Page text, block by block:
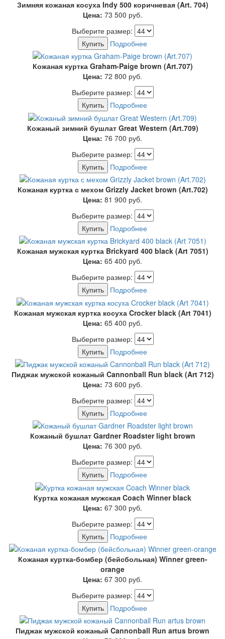
Зимняя кожаная косуха Indy 500 коричневая (Art. 704)
Цена: 73 500 руб.
Выберите размер:
Купить
Подробнее
Кожаная куртка Graham-Paige brown (Art.707)
Цена: 72 800 руб.
Выберите размер:
Купить
Подробнее
Кожаный зимний бушлат Great Western (Art.709)
Цена: 76 700 руб.
Выберите размер:
Купить
Подробнее
Кожаная куртка с мехом Grizzly Jacket brown (Art.702)
Цена: 81 900 руб.
Выберите размер:
Купить
Подробнее
Кожаная мужская куртка Brickyard 400 black (Art 7051)
Цена: 65 400 руб.
Выберите размер:
Купить
Подробнее
Кожаная мужская куртка косуха Crocker black (Art 7041)
Цена: 65 400 руб.
Выберите размер:
Купить
Подробнее
Пиджак мужской кожаный Cannonball Run black (Art 712)
Цена: 73 600 руб.
Выберите размер:
Купить
Подробнее
Кожаный бушлат Gardner Roadster light brown
Цена: 76 300 руб.
Выберите размер:
Купить
Подробнее
Куртка кожаная мужская Coach Winner black
Цена: 67 300 руб.
Выберите размер:
Купить
Подробнее
Кожаная куртка-бомбер (бейсбольная) Winner green-
orange
Цена: 67 300 руб.
Выберите размер:
Купить
Подробнее
Пиджак мужской кожаный Cannonball Run artus brown